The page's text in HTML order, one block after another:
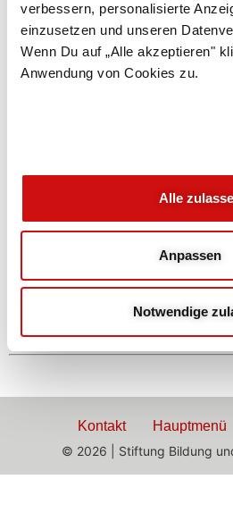
verbessern, personalisierte
einzusetzen und unseren
Wenn Du auf „Alle akzeptieren"
Anwendung von Cookies zu.
Alle
Anpassen
Notwendige
mit
Kräftigung d.
Bewglichk. ,
mit
Kontakt Hauptmenü
© 2026 | Stiftung Bildung